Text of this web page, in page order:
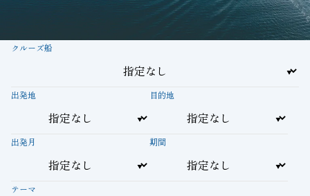
クルーズ船
出発地 目的地
出発月 期間
テーマ